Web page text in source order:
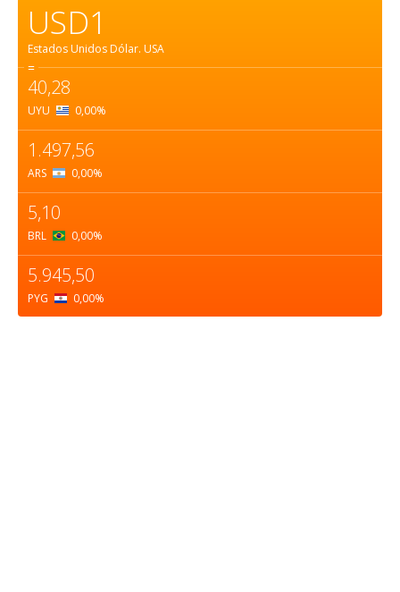
USD1
Estados Unidos Dólar. USA
=
40,28
UYU 0,00%
1.497,56
ARS 0,00%
5,10
BRL 0,00%
5.945,50
PYG 0,00%